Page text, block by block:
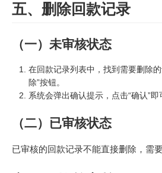
五、删除回款记录
（一）未审核状态
在回款记录列表中，找到需要删除
除”按钮。
系统会弹出确认提示，点击“确认”即
（二）已审核状态
已审核的回款记录不能直接删除，需